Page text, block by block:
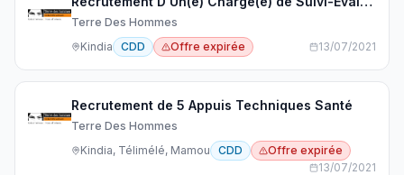
Terre Des Hommes
Kindia
CDD Offre expirée 13/07/2021
Recrutement de 5 Appuis Techniques Santé
Terre Des Hommes
Kindia, Télimélé, Mamou
CDD
Offre expirée
13/07/2021